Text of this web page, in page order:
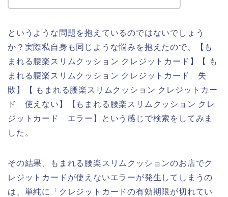
というような問題を抱えているのではないでしょう
か？実際私自身も同じような悩みを抱えたので、【も
まれる腰楽スリムクッション クレジットカード】【 も
まれる腰楽スリムクッション クレジットカード 失
敗】【 もまれる腰楽スリムクッション クレジットカー
ド 使えない】【もまれる腰楽スリムクッション クレ
ジットカード エラー】という感じで検索をしてみま
した。
その結果、もまれる腰楽スリムクッションのお店でク
レジットカードが使えないエラーが発生してしまうの
は、単純に「クレジットカードの有効期限が切れてい